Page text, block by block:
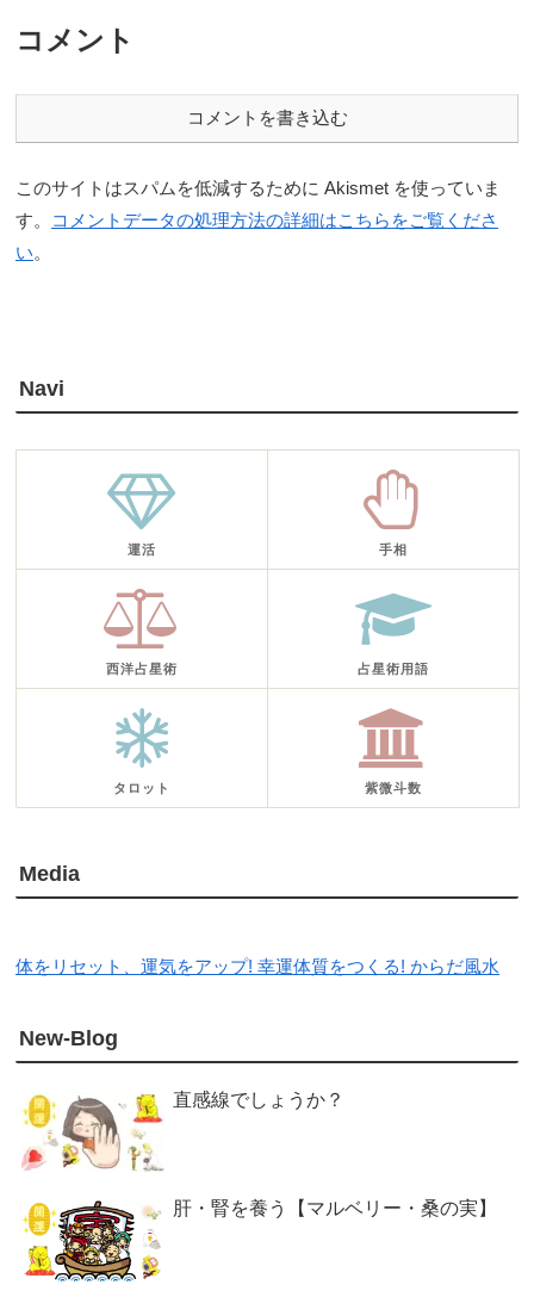
コメント
コメントを書き込む
このサイトはスパムを低減するために Akismet を使っていま
す。
コメントデータの処理方法の詳細はこちらをご覧くださ
い。
Navi
運活 手相
西洋占星術 占星術用語
タロット 紫微斗数
Media
体をリセット、運気をアップ! 幸運体質をつくる! からだ風水
New-Blog
直感線でしょうか？
肝・腎を養う【マルベリー・桑の実】